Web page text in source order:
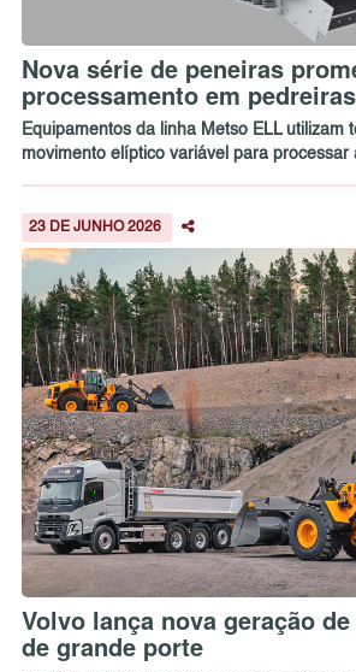
Nova série de peneiras
processamento em pedreiras
Equipamentos da linha Metso ELL utilizam
movimento elíptico variável para processar
23 DE JUNHO 2026
Volvo lança nova geração
de grande porte